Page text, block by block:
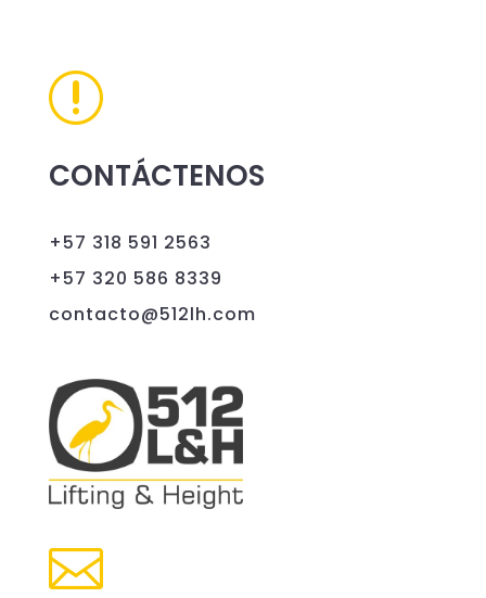
r
CONTÁCTENOS
+57 318 591 2563
+57 320 586 8339
contacto@512lh.com
